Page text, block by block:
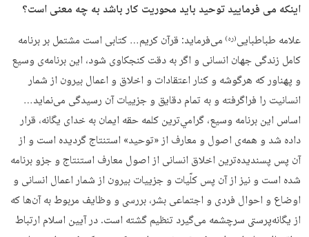
اینکه می فرمایید توحید باید محوریت کار باشد به چه معنی است؟
علامه طباطبایی(ره) می‌فرماید: قرآن كريم… كتابى است مشتمل بر برنامه
كامل زندگى جهان انسانى و اگر به دقت كنجكاوى شود، اين برنامه‌ی وسيع
و پهناور كه هرگوشه و كنار اعتقادات و اخلاق و اعمال بيرون از شمار
انسانيت را فراگرفته و به تمام دقايق و جزیيات آن رسيدگى مى‌نمايد…
اساس اين برنامه وسيع، گرامي‌ترين كلمه حقه ايمان به خداى يگانه، قرار
داده شد و همه‌ی اصول و معارف از «توحيد» استنتاج گرديده است و از
آن پس پسنديده‌ترين اخلاق انسانى از اصول معارف استنتاج و جزو برنامه
شده است و نیز از آن پس كلّيات و جزیيات بيرون از شمار اعمال انسانى و
اوضاع و احوال فردى و اجتماعى بشر، بررسى و وظايف مربوط به آن‌ها كه
از يگانه‌پرستى سرچشمه مى‌گيرد تنظيم گشته است. در آيين اسلام ارتباط